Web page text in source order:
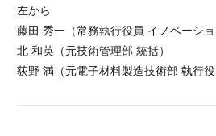
左から
藤田 秀一（常務執行役員 イノベーショ
北 和英（元技術管理部 統括）
荻野 満（元電子材料製造技術部 執行役